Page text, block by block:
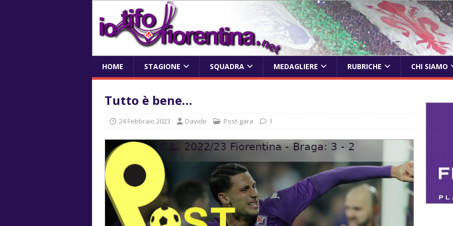
HOME STAGIONE SQUADRA MEDAGLIERE RUBRICHE CHI SIAMO
Tutto è bene…
24 Febbraio 2023 Davide Post-gara 1